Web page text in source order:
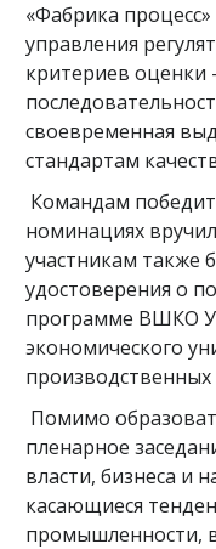
«Фабрика
управления
критериев оценки
своевременная
стандартам
Командам
номинациях
участникам также
удостоверения о
программе ВШКО
экономического
производственных
Помимо
пленарное
власти, бизнеса и
касающиеся
промышленности,